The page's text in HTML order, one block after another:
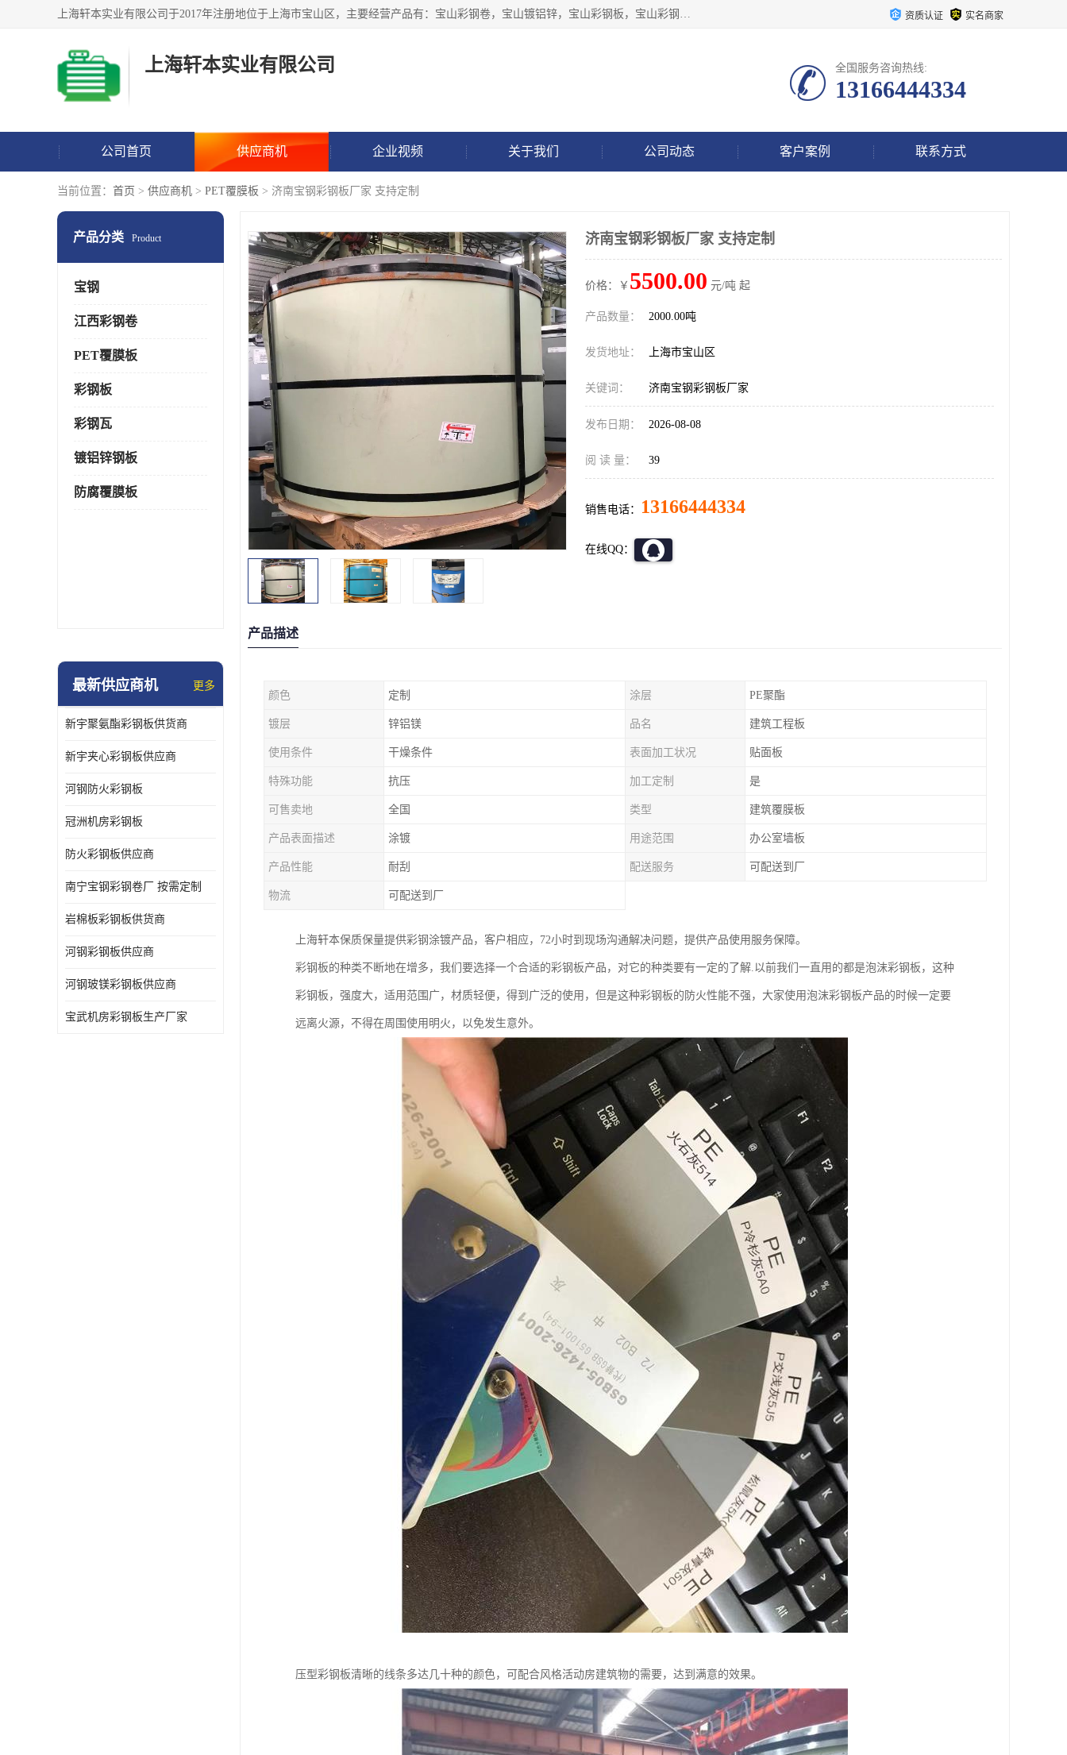
上海轩本实业有限公司于2017年注册地位于上海市宝山区，主要经营产品有：宝山彩钢卷，宝山镀铝锌，宝山彩钢板，宝山彩钢瓦等产品的生产和销售。 资质认证 实名商家
上海轩本实业有限公司 全国服务咨询热线:
13166444334
公司首页 供应商机 企业视频 关于我们 公司动态 客户案例 联系方式
当前位置： 首页 > 供应商机 > PET覆膜板 > 济南宝钢彩钢板厂家 支持定制
产品分类 Product
宝钢
江西彩钢卷
PET覆膜板
彩钢板
彩钢瓦
镀铝锌钢板
防腐覆膜板
最新供应商机 更多
新宇聚氨酯彩钢板供货商
新宇夹心彩钢板供应商
河钢防火彩钢板
冠洲机房彩钢板
防火彩钢板供应商
南宁宝钢彩钢卷厂 按需定制
岩棉板彩钢板供货商
河钢彩钢板供应商
河钢玻镁彩钢板供应商
宝武机房彩钢板生产厂家
济南宝钢彩钢板厂家 支持定制
价格：￥ 5500.00 元/吨 起
产品数量： 2000.00吨
发货地址： 上海市宝山区
关键词： 济南宝钢彩钢板厂家
发布日期： 2026-08-08
阅 读 量： 39
销售电话： 13166444334
在线QQ：
产品描述
颜色 定制 涂层 PE聚酯
镀层 锌铝镁 品名 建筑工程板
使用条件 干燥条件 表面加工状况 贴面板
特殊功能 抗压 加工定制 是
可售卖地 全国 类型 建筑覆膜板
产品表面描述 涂镀 用途范围 办公室墙板
产品性能 耐刮 配送服务 可配送到厂
物流 可配送到厂
上海轩本保质保量提供彩钢涂镀产品，客户相应，72小时到现场沟通解决问题，提供产品使用服务保障。
彩钢板的种类不断地在增多，我们要选择一个合适的彩钢板产品，对它的种类要有一定的了解.以前我们一直用的都是泡沫彩钢板，这种
彩钢板，强度大，适用范围广，材质轻便，得到广泛的使用，但是这种彩钢板的防火性能不强，大家使用泡沫彩钢板产品的时候一定要
远离火源，不得在周围使用明火，以免发生意外。
压型彩钢板清晰的线条多达几十种的颜色，可配合风格活动房建筑物的需要，达到满意的效果。